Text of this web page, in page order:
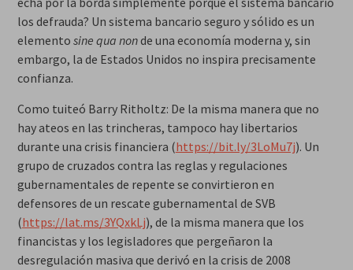
los defrauda? Un sistema bancario seguro y sólido es un
elemento sine qua nonde una economía moderna y, sin
embargo, la de Estados Unidos no inspira precisamente
confianza.
Como tuiteó Barry Ritholtz: De la misma manera que no
hay ateos en las trincheras, tampoco hay libertarios
durante una crisis financiera (https://bit.ly/3LoMu7j). Un
grupo de cruzados contra las reglas y regulaciones
gubernamentales de repente se convirtieron en
defensores de un rescate gubernamental de SVB
(https://lat.ms/3YQxkLj), de la misma manera que los
financistas y los legisladores que pergeñaron la
desregulación masiva que derivó en la crisis de 2008